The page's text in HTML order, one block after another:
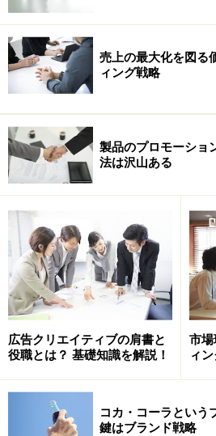
売上の最大化を図
ィング戦略
製品のプロモーショ
法は沢山ある
広告クリエイティブの肩書と
役職とは？ 基礎知識を解説！
市
ィ
コカ・コーラという
鍵はブランド戦略